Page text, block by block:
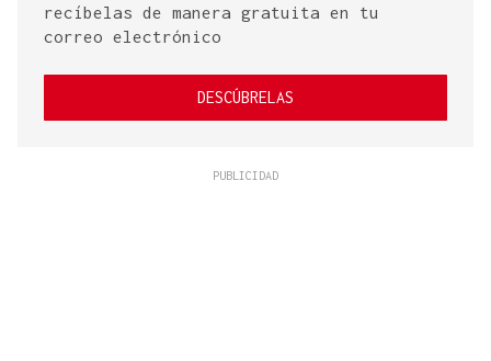
recíbelas de manera gratuita en tu
correo electrónico
DESCÚBRELAS